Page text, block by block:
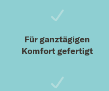
Für ganztägigen
Komfort gefertigt